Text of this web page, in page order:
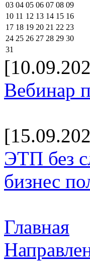
03 04 05 06 07 08 09
10 11 12 13 14 15 16
17 18 19 20 21 22 23
24 25 26 27 28 29 30
31
Вебинар
ЭТП без
бизнес
Главная